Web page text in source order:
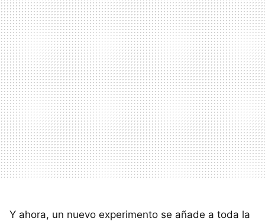
Y ahora, un nuevo experimento se añade a toda la